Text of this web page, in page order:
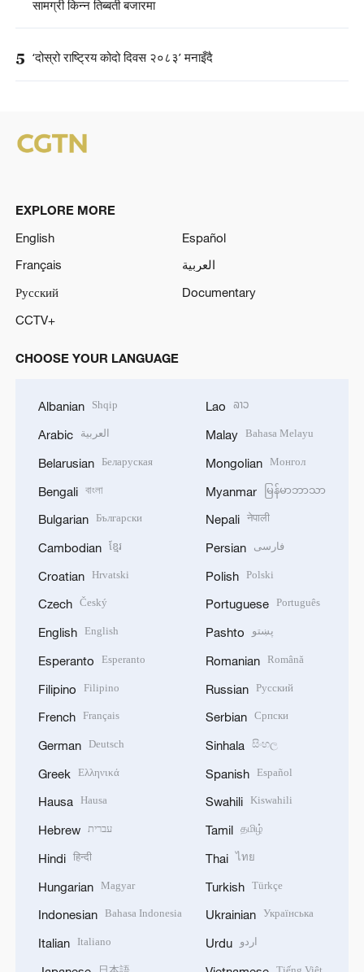
सामग्री किन्न तिब्बती बजारमा
5 ‘दोस्रो राष्ट्रिय कोदो दिवस २०८३’ मनाइँदै
EXPLORE MORE
English
Español
Français
العربية
Русский
Documentary
CCTV+
CHOOSE YOUR LANGUAGE
Albanian Shqip
Arabic العربية
Belarusian Беларуская
Bengali বাংলা
Bulgarian Български
Cambodian ខ្មែរ
Croatian Hrvatski
Czech Český
English English
Esperanto Esperanto
Filipino Filipino
French Français
German Deutsch
Greek Ελληνικά
Hausa Hausa
Hebrew עברית
Hindi हिन्दी
Hungarian Magyar
Indonesian Bahasa Indonesia
Italian Italiano
Lao ລາວ
Malay Bahasa Melayu
Mongolian Монгол
Myanmar မြန်မာဘာသာ
Nepali नेपाली
Persian فارسی
Polish Polski
Portuguese Português
Pashto پښتو
Romanian Română
Russian Русский
Serbian Српски
Sinhala සිංහල
Spanish Español
Swahili Kiswahili
Tamil தமிழ்
Thai ไทย
Turkish Türkçe
Ukrainian Українська
Urdu اردو